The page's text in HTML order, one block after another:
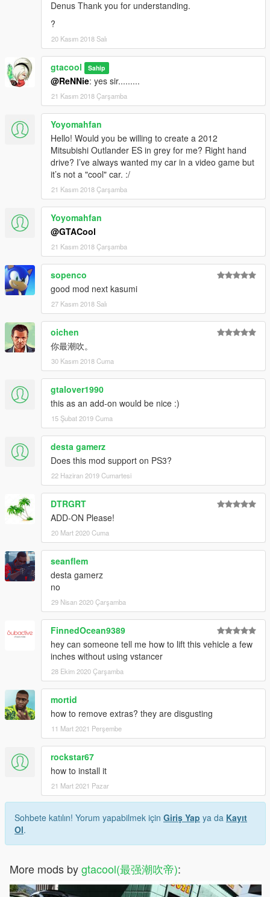
Denus Thank you for understanding.
?
20 Kasım 2018 Salı
gtacool Sahip
@ReNNie: yes sir.........
21 Kasım 2018 Çarşamba
Yoyomahfan
Hello! Would you be willing to create a 2012
Mitsubishi Outlander ES in grey for me? Right hand
drive? I’ve always wanted my car in a video game but
it’s not a "cool" car. :/
21 Kasım 2018 Çarşamba
Yoyomahfan
@GTACool
21 Kasım 2018 Çarşamba
sopenco
good mod next kasumi
27 Kasım 2018 Salı
oichen
你最潮吹。
30 Kasım 2018 Cuma
gtalover1990
this as an add-on would be nice :)
15 Şubat 2019 Cuma
desta gamerz
Does this mod support on PS3?
22 Haziran 2019 Cumartesi
DTRGRT
ADD-ON Please!
20 Mart 2020 Cuma
seanflem
desta gamerz
no
29 Nisan 2020 Çarşamba
FinnedOcean9389
hey can someone tell me how to lift this vehicle a few
inches without using vstancer
28 Ekim 2020 Çarşamba
mortid
how to remove extras? they are disgusting
11 Mart 2021 Perşembe
rockstar67
how to install it
21 Mart 2021 Pazar
Sohbete katılın! Yorum yapabilmek için Giriş Yap ya da Kayıt
Ol.
More mods bygtacool(最强潮吹帝):